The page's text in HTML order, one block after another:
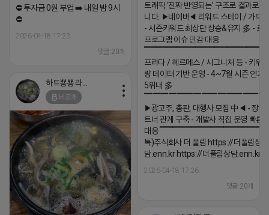
트래픽 ‘진짜 반영되는’ 구조로 결과로
니다. ▶네이버◀ 리워드 스테이 / 가드 /
- 시즌키워드 최상단 상승&유지 多 - 로
프로그램 이슈 민감 대응
▔▔▔▔▔▔▔▔▔▔▔▔▔▔▔▔▔▔ ▶
프라다 / 헤르메스 / 시그니처 등 - 키워
량 데이터 기반 운영 - 4~7월 시즌 인기
5위내 多
▶광고주, 총판, 대행사 모집 中◀ - 장기
트너 관계 구축 - 개발사 직접 운영 빠른
대응
톡)주식회사 더 풀림 https://더풀림상
담.enn.kr https://더풀림상담.enn.kr
2026-04-18 17:26
댓글:20개
⛔️ 투자금 0원 부업 ➡️ 내일 밤 9시
⛔️
2026-04-18 17:23
댓글:20개
하트뿅뿅 라이언
비공개